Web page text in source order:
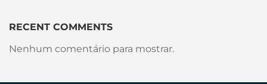
RECENT COMMENTS
Nenhum comentário para mostrar.